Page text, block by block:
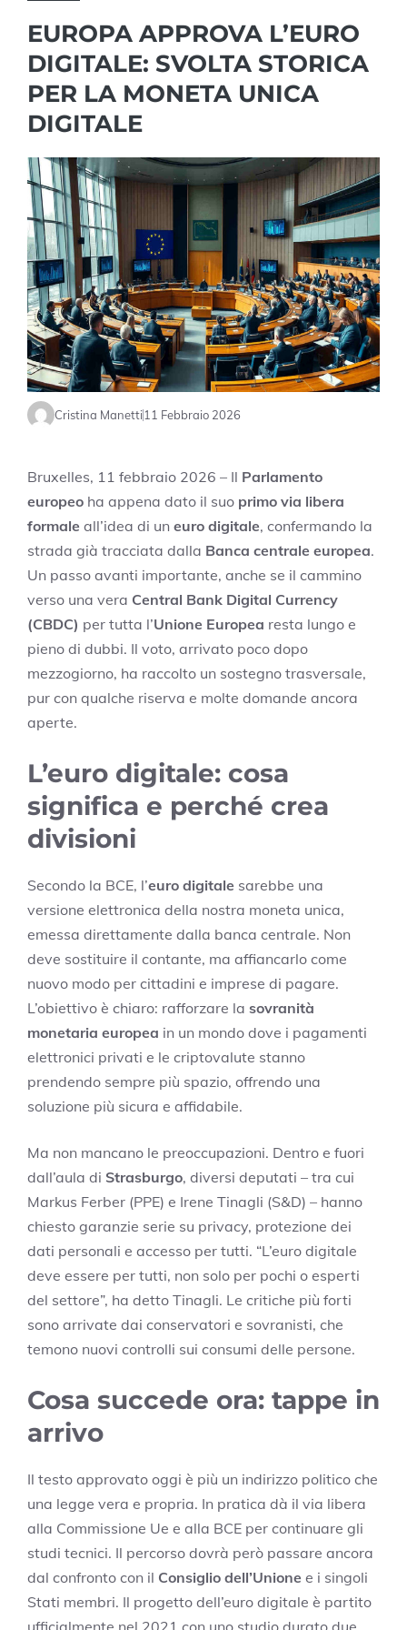
EUROPA APPROVA L’EURO
DIGITALE: SVOLTA STORICA
PER LA MONETA UNICA
DIGITALE
Cristina Manetti11 Febbraio 2026
Bruxelles, 11 febbraio 2026 – Il Parlamento
europeo ha appena dato il suo primo via libera
formale all’idea di un euro digitale, confermando la
strada già tracciata dalla Banca centrale europea.
Un passo avanti importante, anche se il cammino
verso una vera Central Bank Digital Currency
(CBDC) per tutta l’Unione Europea resta lungo e
pieno di dubbi. Il voto, arrivato poco dopo
mezzogiorno, ha raccolto un sostegno trasversale,
pur con qualche riserva e molte domande ancora
aperte.
L’euro digitale: cosa
significa e perché crea
divisioni
Secondo la BCE, l’euro digitale sarebbe una
versione elettronica della nostra moneta unica,
emessa direttamente dalla banca centrale. Non
deve sostituire il contante, ma affiancarlo come
nuovo modo per cittadini e imprese di pagare.
L’obiettivo è chiaro: rafforzare la sovranità
monetaria europea in un mondo dove i pagamenti
elettronici privati e le criptovalute stanno
prendendo sempre più spazio, offrendo una
soluzione più sicura e affidabile.
Ma non mancano le preoccupazioni. Dentro e fuori
dall’aula di Strasburgo, diversi deputati – tra cui
Markus Ferber (PPE) e Irene Tinagli (S&D) – hanno
chiesto garanzie serie su privacy, protezione dei
dati personali e accesso per tutti. “L’euro digitale
deve essere per tutti, non solo per pochi o esperti
del settore”, ha detto Tinagli. Le critiche più forti
sono arrivate dai conservatori e sovranisti, che
temono nuovi controlli sui consumi delle persone.
Cosa succede ora: tappe in
arrivo
Il testo approvato oggi è più un indirizzo politico che
una legge vera e propria. In pratica dà il via libera
alla Commissione Ue e alla BCE per continuare gli
studi tecnici. Il percorso dovrà però passare ancora
dal confronto con il Consiglio dell’Unione e i singoli
Stati membri. Il progetto dell’euro digitale è partito